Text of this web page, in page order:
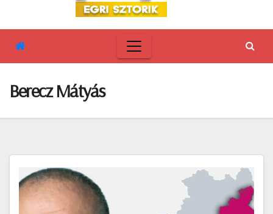
Berecz Mátyás